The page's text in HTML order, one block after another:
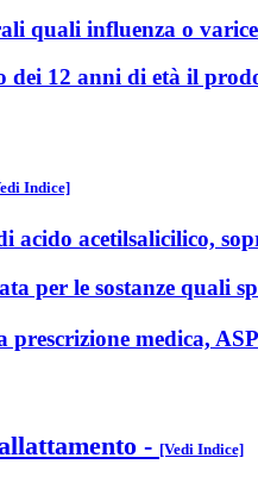
quali influenza o
dei 12 anni di età il
Indice]
acido acetilsalicilico,
per le sostanze
prescrizione medica,
- [Vedi Indice]